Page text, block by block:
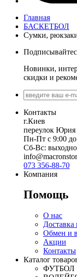
Главная
БАСКЕТБОЛ
Сумки,
Новинки,
скидки и
Контакты
г.Киев
переулок
Пн-Пт с 9:00
Сб-Вс:
073 356-88-70
Компания
Помощь
О нас
Доставка
Обмен и
Акции
Контакты
Каталог
ФУТБОЛ